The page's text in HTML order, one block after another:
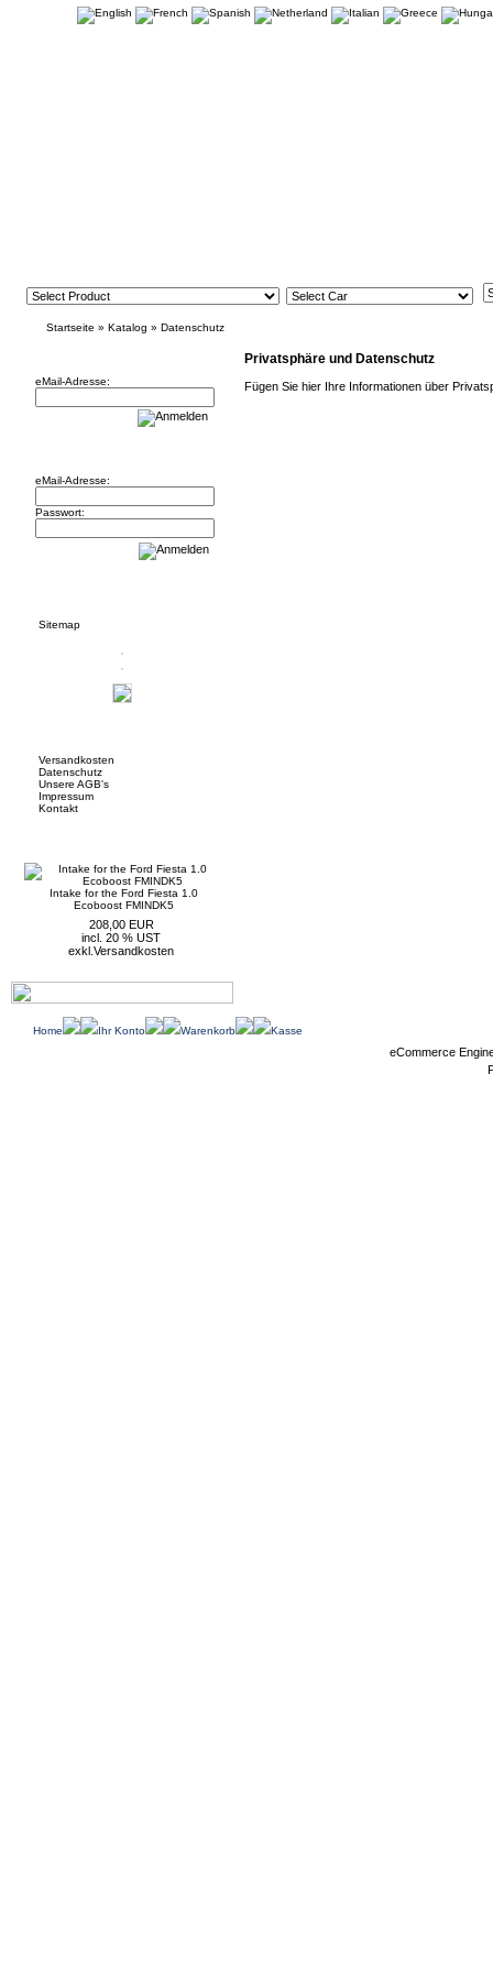
Startseite » Katalog » Datenschutz
eMail-Adresse:
eMail-Adresse:
Passwort:
Sitemap
Versandkosten
Datenschutz
Unsere AGB's
Impressum
Kontakt
Intake for the Ford Fiesta 1.0
Ecoboost FMINDK5
208,00 EUR
incl. 20 % UST
exkl. Versandkosten
Privatsphäre und Datenschutz
Fügen Sie hier Ihre Informationen über
Home Ihr Konto Warenkorb Kasse
eCommerce